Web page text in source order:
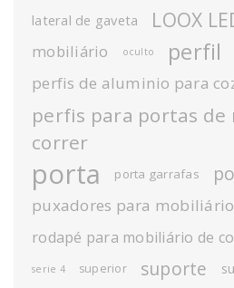
lateral de gaveta LOOX
mobiliário oculto perfil
perfis de aluminio para
perfis para portas de
correr
porta porta garrafas
puxadores para mobiliário
rodapé para mobiliário de
serie 4 superior suporte